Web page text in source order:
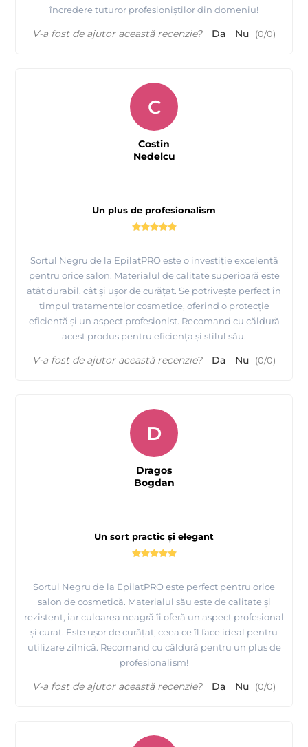
încredere tuturor profesioniștilor din domeniu!
V-a fost de ajutor această recenzie? Da Nu (0/0)
Un plus de profesionalism
Sortul Negru de la EpilatPRO este o investiție excelentă
pentru orice salon. Materialul de calitate superioară este
atât durabil, cât și ușor de curățat. Se potrivește perfect în
timpul tratamentelor cosmetice, oferind o protecție
eficientă și un aspect profesionist. Recomand cu căldură
acest produs pentru eficiența și stilul său.
C
Costin
Nedelcu
V-a fost de ajutor această recenzie? Da Nu (0/0)
Un sort practic și elegant
Sortul Negru de la EpilatPRO este perfect pentru orice
salon de cosmetică. Materialul său este de calitate și
rezistent, iar culoarea neagră îi oferă un aspect profesional
și curat. Este ușor de curățat, ceea ce îl face ideal pentru
utilizare zilnică. Recomand cu căldură pentru un plus de
profesionalism!
D
Dragos
Bogdan
V-a fost de ajutor această recenzie? Da Nu (0/0)